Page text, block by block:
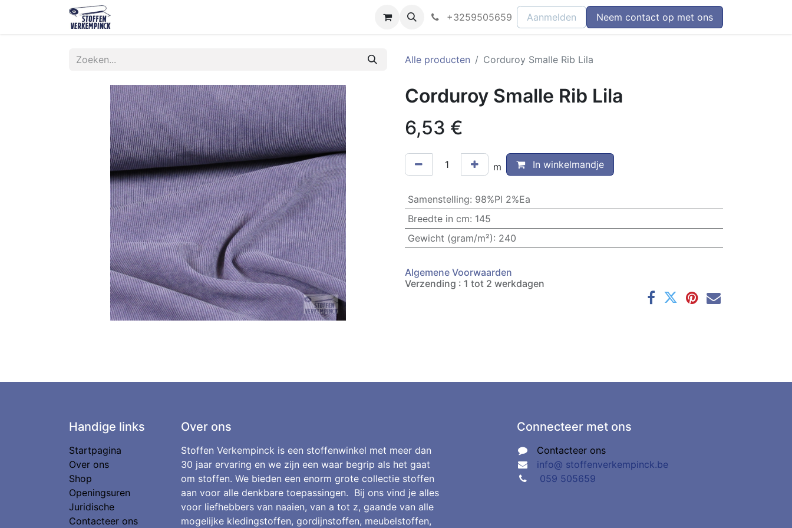
+3259505659 Aanmelden Neem contact op met ons
Alle producten Corduroy Smalle Rib Lila
Corduroy Smalle Rib Lila
6,53 €
m In winkelmandje
Samenstelling: 98%Pl 2%Ea
Breedte in cm: 145
Gewicht (gram/m²): 240
Algemene Voorwaarden
Verzending : 1 tot 2 werkdagen
Handige links
Startpagina
Over ons
Shop
Openingsuren
Juridische
Contacteer ons
Over ons
Stoffen Verkempinck is een stoffenwinkel met meer dan
30 jaar ervaring en we zijn een waar begrip als het gaat
om stoffen. We bieden een enorm grote collectie stoffen
aan voor alle denkbare toepassingen. Bij ons vind je alles
voor liefhebbers van naaien, van a tot z, gaande van alle
mogelijke kledingstoffen, gordijnstoffen, meubelstoffen,
Connecteer met ons
Contacteer ons
info@ stoffenverkempinck.be
059 505659